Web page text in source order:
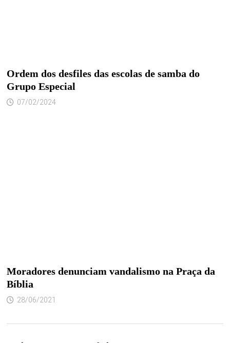
Ordem dos desfiles das escolas de samba do
Grupo Especial
07/02/2024
Moradores denunciam vandalismo na Praça da
Bíblia
28/06/2021